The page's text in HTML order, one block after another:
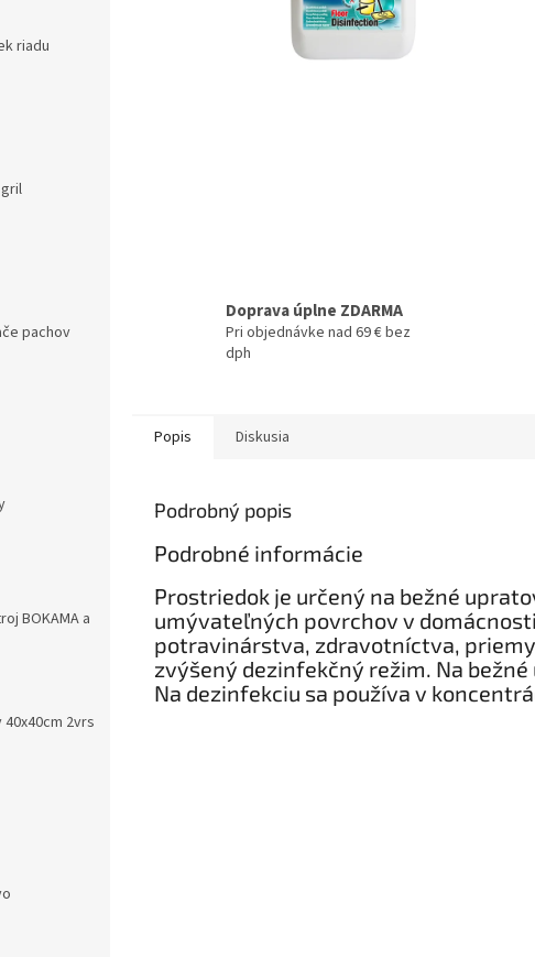
riadu
pachov
BOKAMA a
2vrs
Doprava úplne ZDARMA
Pri objednávke nad 69 € bez
dph
Popis Diskusia
Podrobný popis
Podrobné informácie
Prostriedok je určený na bežné
umývateľných povrchov v
potravinárstva, zdravotníctva,
zvýšený dezinfekčný režim. Na
Na dezinfekciu sa používa v